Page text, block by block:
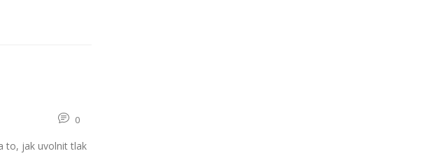
dnešním
Připojte se ke
0
to, jak uvolnit tlak